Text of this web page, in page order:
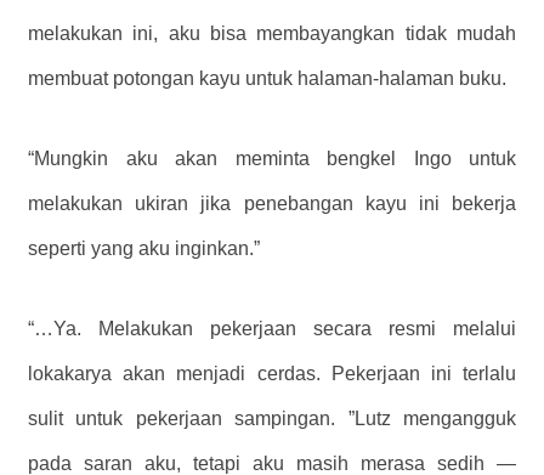
melakukan ini, aku bisa membayangkan tidak mudah
membuat potongan kayu untuk halaman-halaman buku.
“Mungkin aku akan meminta bengkel Ingo untuk
melakukan ukiran jika penebangan kayu ini bekerja
seperti yang aku inginkan.”
“…Ya. Melakukan pekerjaan secara resmi melalui
lokakarya akan menjadi cerdas. Pekerjaan ini terlalu
sulit untuk pekerjaan sampingan. ”Lutz mengangguk
pada saran aku, tetapi aku masih merasa sedih —